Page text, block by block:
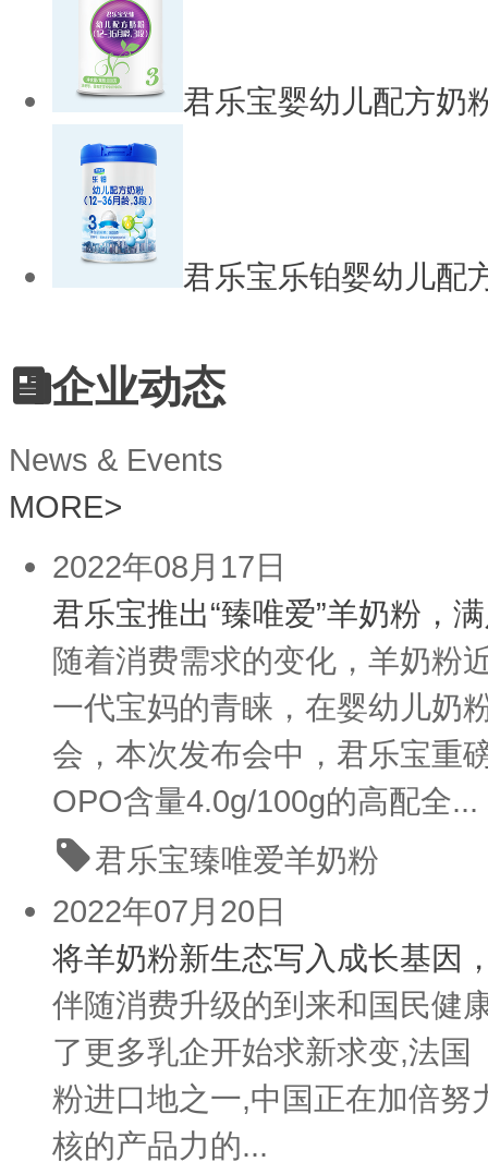
君乐宝婴幼儿配方奶
君乐宝乐铂婴幼儿配
企业动态
News & Events
MORE>
2022年08月17日
君乐宝推出“臻唯爱”羊奶粉，
随着消费需求的变化，羊奶粉
一代宝妈的青睐，在婴幼儿奶
会，本次发布会中，君乐宝重
OPO含量4.0g/100g的高配全...
君乐宝臻唯爱羊奶粉
2022年07月20日
将羊奶粉新生态写入成长基因
伴随消费升级的到来和国民健
了更多乳企开始求新求变,法
粉进口地之一,中国正在加倍
核的产品力的...